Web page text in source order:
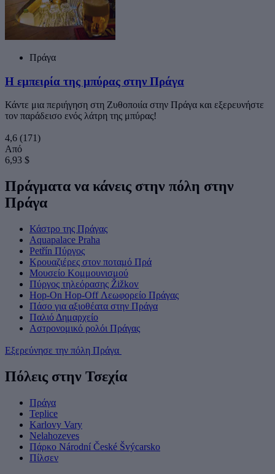
Πράγα
Η εμπειρία της μπύρας στην Πράγα
Κάντε μια περιήγηση στη Ζυθοποιία στην Πράγα και εξερευνήστε
τον παράδεισο ενός λάτρη της μπύρας!
4,6 (171)
Από
6,93 $
Πράγματα να κάνεις στην πόλη στην
Πράγα
Κάστρο της Πράγας
Aquapalace Praha
Petřín Πύργος
Κρουαζιέρες στον ποταμό Πρά
Μουσείο Κομμουνισμού
Πύργος τηλεόρασης Žižkov
Hop-On Hop-Off Λεωφορείο Πράγας
Πάσο για αξιοθέατα στην Πράγα
Παλιό Δημαρχείο
Αστρονομικό ρολόι Πράγας
Εξερεύνησε την πόλη Πράγα
Πόλεις στην Τσεχία
Πράγα
Teplice
Karlovy Vary
Nelahozeves
Πάρκο Národní České Švýcarsko
Πίλσεν